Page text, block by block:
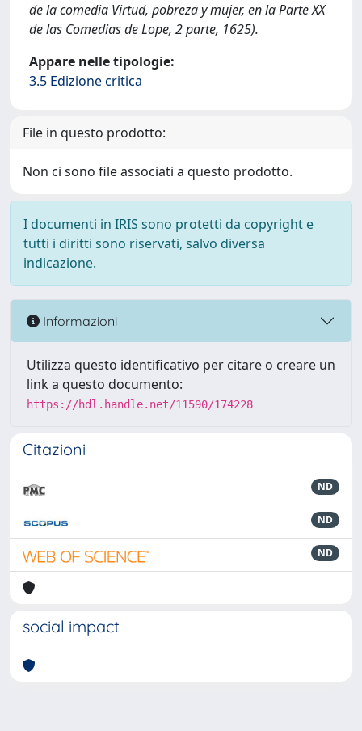
de la comedia Virtud, pobreza y mujer, en la Parte XX
de las Comedias de Lope, 2 parte, 1625).
Appare nelle tipologie:
3.5 Edizione critica
File in questo prodotto:
Non ci sono file associati a questo prodotto.
I documenti in IRIS sono protetti da copyright e
tutti i diritti sono riservati, salvo diversa
indicazione.
Informazioni
Utilizza questo identificativo per citare o creare un
link a questo documento:
https://hdl.handle.net/11590/174228
Citazioni
ND
ND
ND
social impact